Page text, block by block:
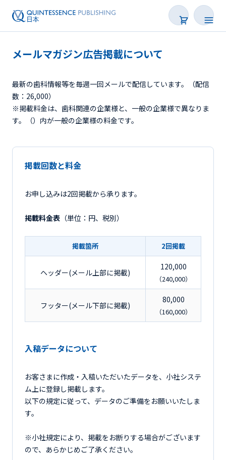
メールマガジン広告掲載について
最新の歯科情報等を毎週一回メールで配信しています。（配信
数：26,000）
※掲載料金は、歯科関連の企業様と、一般の企業様で異なりま
す。（）内が一般の企業様の料金です。
掲載回数と料金
お申し込みは2回掲載から承ります。
掲載料金表 （単位：円、税別）
掲載箇所 2回掲載
ヘッダー(メール上部に掲載)
120,000
（240,000）
フッター(メール下部に掲載)
80,000
（160,000）
入稿データについて
お客さまに作成・入稿いただいたデータを、小社システ
ム上に登録し掲載します。
以下の規定に従って、データのご準備をお願いいたしま
す。
※小社規定により、掲載をお断りする場合がございます
ので、あらかじめご了承ください。